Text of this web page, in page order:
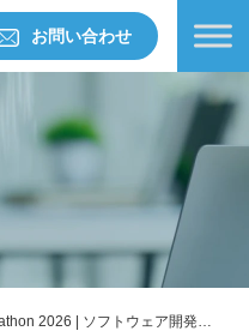
お問い合わせ
2026 | ソフトウェア開発に